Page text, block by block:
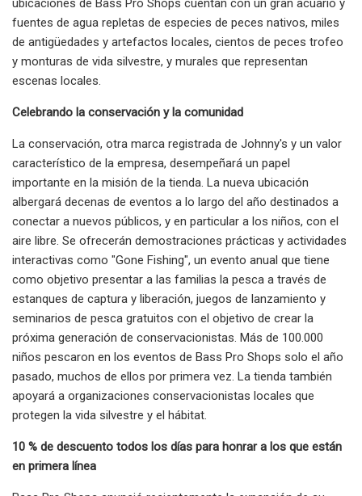
ubicaciones de Bass Pro Shops cuentan con un gran acuario y
fuentes de agua repletas de especies de peces nativos, miles
de antigüedades y artefactos locales, cientos de peces trofeo
y monturas de vida silvestre, y murales que representan
escenas locales.
Celebrando la conservación y la comunidad
La conservación, otra marca registrada de Johnny's y un valor
característico de la empresa, desempeñará un papel
importante en la misión de la tienda. La nueva ubicación
albergará decenas de eventos a lo largo del año destinados a
conectar a nuevos públicos, y en particular a los niños, con el
aire libre. Se ofrecerán demostraciones prácticas y actividades
interactivas como "Gone Fishing", un evento anual que tiene
como objetivo presentar a las familias la pesca a través de
estanques de captura y liberación, juegos de lanzamiento y
seminarios de pesca gratuitos con el objetivo de crear la
próxima generación de conservacionistas. Más de 100.000
niños pescaron en los eventos de Bass Pro Shops solo el año
pasado, muchos de ellos por primera vez. La tienda también
apoyará a organizaciones conservacionistas locales que
protegen la vida silvestre y el hábitat.
10 % de descuento todos los días para honrar a los que están
en primera línea